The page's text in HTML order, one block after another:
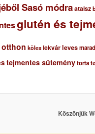
Sasó módraataisz
glutén és
köles lekvárleves
tejmentes süteménytorta
Köszönjük